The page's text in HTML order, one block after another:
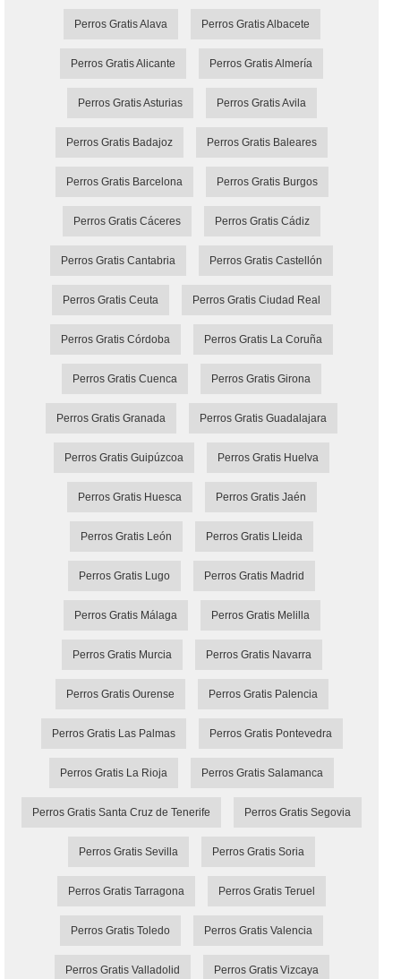
Perros Gratis Alava Perros Gratis Albacete
Perros Gratis Alicante Perros Gratis Almería
Perros Gratis Asturias Perros Gratis Avila
Perros Gratis Badajoz Perros Gratis Baleares
Perros Gratis Barcelona Perros Gratis Burgos
Perros Gratis Cáceres Perros Gratis Cádiz
Perros Gratis Cantabria Perros Gratis Castellón
Perros Gratis Ceuta Perros Gratis Ciudad Real
Perros Gratis Córdoba Perros Gratis La Coruña
Perros Gratis Cuenca Perros Gratis Girona
Perros Gratis Granada Perros Gratis Guadalajara
Perros Gratis Guipúzcoa Perros Gratis Huelva
Perros Gratis Huesca Perros Gratis Jaén
Perros Gratis León Perros Gratis Lleida
Perros Gratis Lugo Perros Gratis Madrid
Perros Gratis Málaga Perros Gratis Melilla
Perros Gratis Murcia Perros Gratis Navarra
Perros Gratis Ourense Perros Gratis Palencia
Perros Gratis Las Palmas Perros Gratis Pontevedra
Perros Gratis La Rioja Perros Gratis Salamanca
Perros Gratis Santa Cruz de Tenerife Perros Gratis Segovia
Perros Gratis Sevilla Perros Gratis Soria
Perros Gratis Tarragona Perros Gratis Teruel
Perros Gratis Toledo Perros Gratis Valencia
Perros Gratis Valladolid Perros Gratis Vizcaya